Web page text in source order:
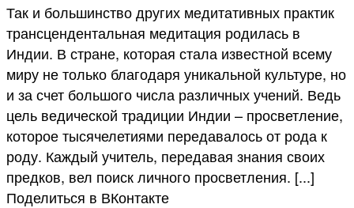
Так и большинство других медитативных практик
трансцендентальная медитация родилась в
Индии. В стране, которая стала известной всему
миру не только благодаря уникальной культуре, но
и за счет большого числа различных учений. Ведь
цель ведической традиции Индии – просветление,
которое тысячелетиями передавалось от рода к
роду. Каждый учитель, передавая знания своих
предков, вел поиск личного просветления. [...]
Поделиться в ВКонтакте